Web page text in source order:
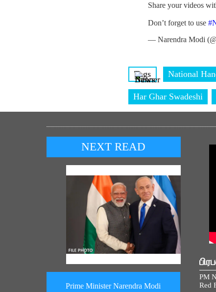
Share your videos
Don’t forget to use
— Narendra Modi
Tags National
Har Ghar Swadeshi
NEXT READ
Prime Minister Narendra Modi
PM
Red